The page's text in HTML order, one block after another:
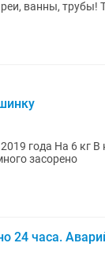
цветного металла как: Алюминий;
место где заливается
засорено
24 часа.